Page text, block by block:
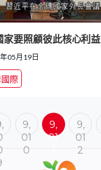
家要照顧彼此核心利益
05月19日
際
9,
01
0
9,
01
9,
01
2